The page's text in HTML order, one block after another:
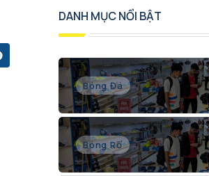
DANH MỤC NỔI BẬT
Bóng Đá
Bóng Rổ